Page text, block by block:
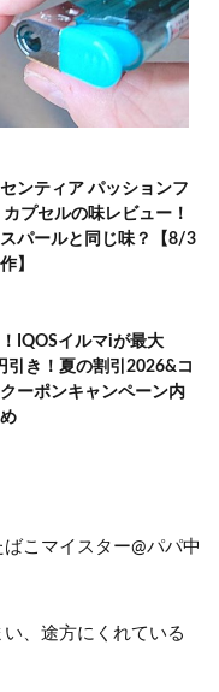
ンティア パッションフ
カプセルの味レビュー！
パールと同じ味？【8/3
】
IQOSイルマiが最大
引き！夏の割引2026&コ
ーポンキャンペーン内
こマイスター@パパ中
、途方にくれている